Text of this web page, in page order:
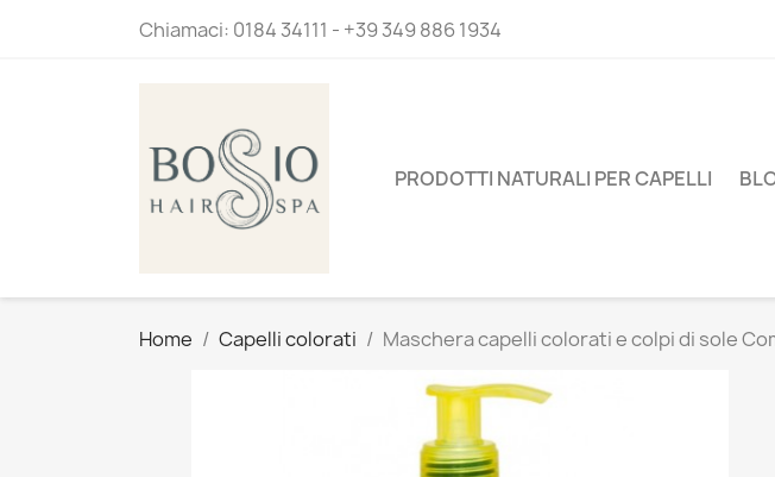
Chiamaci: 0184 34111 - +39 349 886 1934
PRODOTTI NATURALI PER CAPELLI
Home Capelli colorati Maschera capelli colorati e colpi di sole